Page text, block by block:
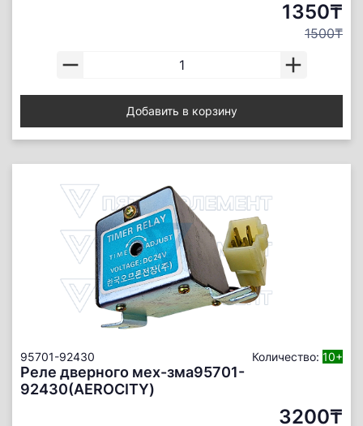
1350₸
1500₸
Добавить в корзину
95701-92430 Количество: 10+
Реле дверного мех-зма95701-
92430(AEROCITY)
3200₸